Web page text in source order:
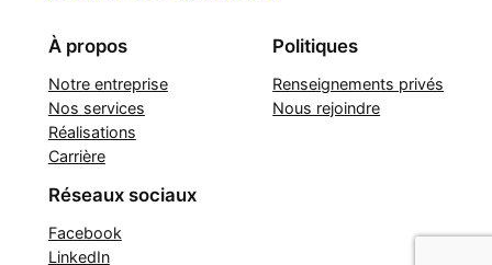
À propos
Notre entreprise
Nos services
Réalisations
Carrière
Politiques
Renseignements privés
Nous rejoindre
Réseaux sociaux
Facebook
LinkedIn